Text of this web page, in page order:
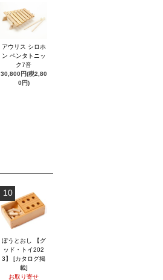
アウリス シロホ
ン ペンタトニッ
ク7音
30,800円(税2,80
0円)
10
ぼうとおし 【グ
ッド・トイ202
3】 [カタログ掲
載]
お取り寄せ